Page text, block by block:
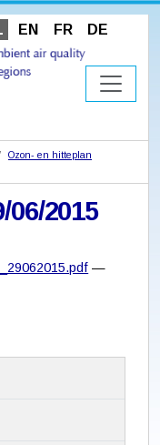
EN FR DE
Ozon- en hitteplan
06/2015
—